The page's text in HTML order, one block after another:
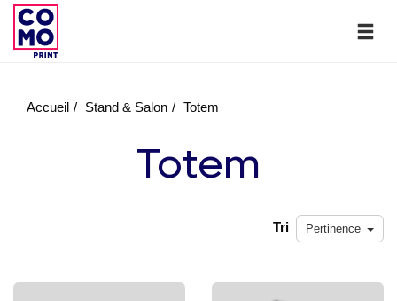
Accueil Stand & Salon Totem
Totem
Tri Pertinence